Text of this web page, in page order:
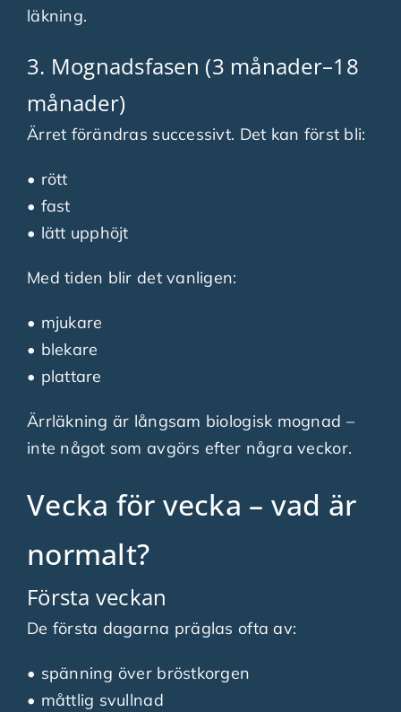
läkning.
3. Mognadsfasen (3 månader–18
månader)
Ärret förändras successivt. Det kan först bli:
• rött
• fast
• lätt upphöjt
Med tiden blir det vanligen:
• mjukare
• blekare
• plattare
Ärrläkning är långsam biologisk mognad –
inte något som avgörs efter några veckor.
Vecka för vecka – vad är
normalt?
Första veckan
De första dagarna präglas ofta av:
• spänning över bröstkorgen
• måttlig svullnad